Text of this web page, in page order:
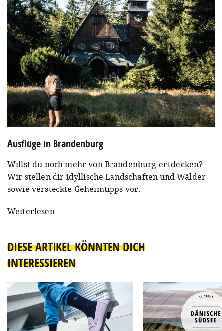
Ausflüge in Brandenburg
Willst du noch mehr von Brandenburg entdecken?
Wir stellen dir idyllische Landschaften und Wälder
sowie versteckte Geheimtipps vor.
Weiterlesen
DIESE ARTIKEL KÖNNTEN DICH
INTERESSIEREN